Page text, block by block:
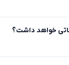
خواهد داشت؟